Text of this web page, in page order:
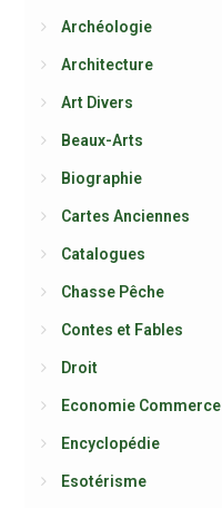
Archéologie
Architecture
Art Divers
Beaux-Arts
Biographie
Cartes Anciennes
Catalogues
Chasse Pêche
Contes et Fables
Droit
Economie Commerce
Encyclopédie
Esotérisme